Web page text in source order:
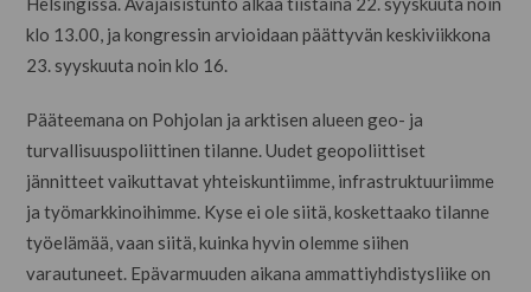
klo 13.00, ja kongressin arvioidaan päättyvän keskiviikkona
23. syyskuuta noin klo 16.
Pääteemana on Pohjolan ja arktisen alueen geo- ja
turvallisuuspoliittinen tilanne. Uudet geopoliittiset
jännitteet vaikuttavat yhteiskuntiimme, infrastruktuuriimme
ja työmarkkinoihimme. Kyse ei ole siitä, koskettaako tilanne
työelämää, vaan siitä, kuinka hyvin olemme siihen
varautuneet. Epävarmuuden aikana ammattiyhdistysliike on